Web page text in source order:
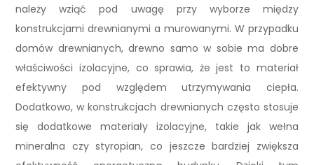
należy wziąć pod uwagę przy wyborze między
konstrukcjami drewnianymi a murowanymi. W przypadku
domów drewnianych, drewno samo w sobie ma dobre
właściwości izolacyjne, co sprawia, że jest to materiał
efektywny pod względem utrzymywania ciepła.
Dodatkowo, w konstrukcjach drewnianych często stosuje
się dodatkowe materiały izolacyjne, takie jak wełna
mineralna czy styropian, co jeszcze bardziej zwiększa